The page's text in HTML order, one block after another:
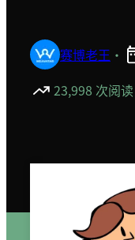
赛博老王 ·
23,998 次阅读